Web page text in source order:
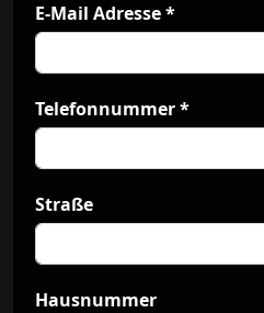
E-Mail Adresse*
Telefonnummer*
Straße
Hausnummer